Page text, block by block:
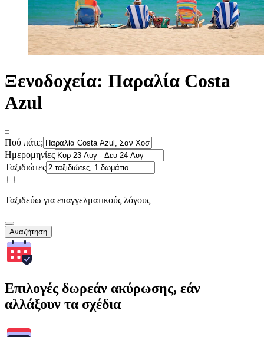
Ξενοδοχεία: Παραλία Costa
Azul
Πού πάτε;
Ημερομηνίες
Ταξιδιώτες
Ταξιδεύω για επαγγελματικούς λόγους
Αναζήτηση
Επιλογές δωρεάν ακύρωσης, εάν
αλλάξουν τα σχέδια